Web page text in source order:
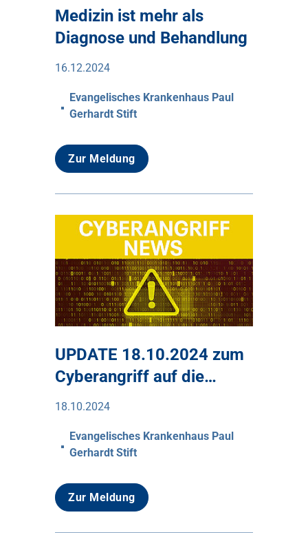
Medizin ist mehr als
Diagnose und Behandlung
16.12.2024
Evangelisches Krankenhaus Paul
Gerhardt Stift
Zur Meldung
UPDATE 18.10.2024 zum
Cyberangriff auf die…
18.10.2024
Evangelisches Krankenhaus Paul
Gerhardt Stift
Zur Meldung